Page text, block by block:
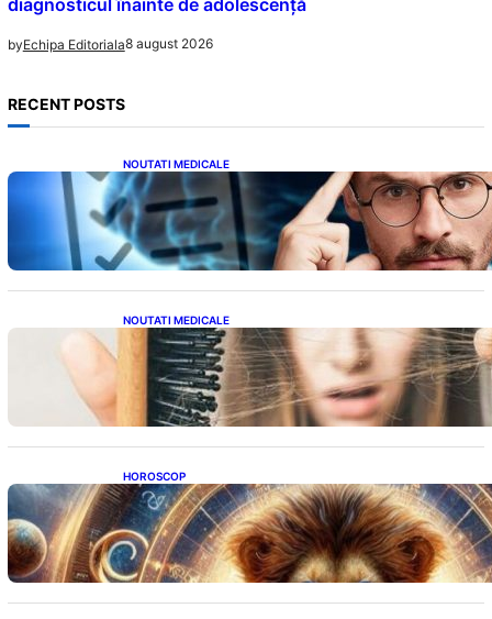
byEchipa Editoriala8 august 2026
RECENT POSTS
NOUTATI MEDICALE
Inteligența dincolo de note: Semnele unui IQ
ridicat care nu țin de școală
NOUTATI MEDICALE
Semnele unei deficiențe de proteine:
Impactul asupra sănătății tale
HOROSCOP
Portalul Leului 8/8: Oportunități de
Abundență pentru Cinci Zodii în 2026